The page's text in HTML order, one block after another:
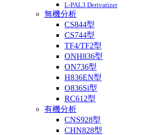
L-PAL3 Derivatizer
無機分析
CS844型
CS744型
TF4/TF2型
ONH836型
ON736型
H836EN型
O836Si型
RC612型
有機分析
CNS928型
CHN828型